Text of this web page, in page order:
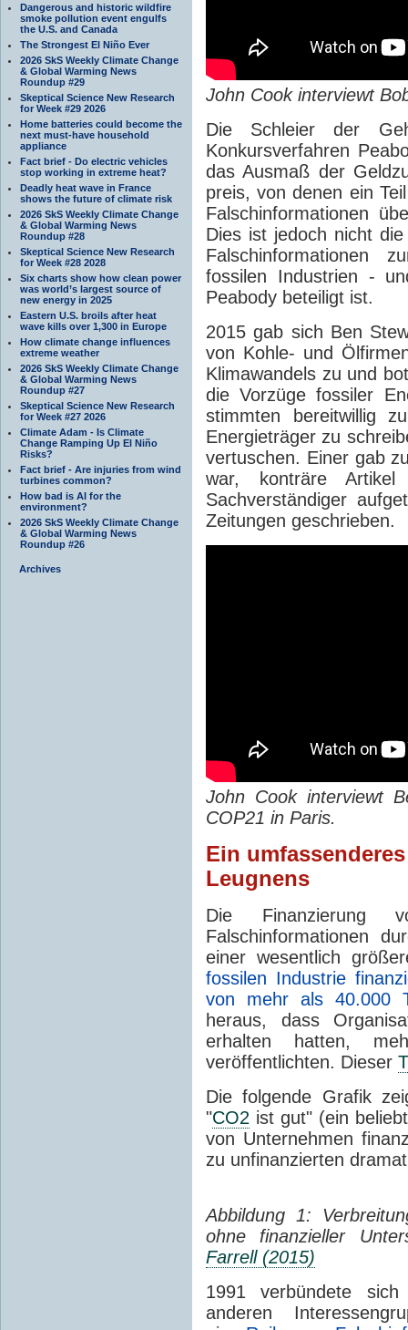
Dangerous and historic wildfire
smoke pollution event engulfs
the U.S. and Canada
The Strongest El Niño Ever
2026 SkS Weekly Climate Change
& Global Warming News
Roundup #29
Skeptical Science New Research
for Week #29 2026
Home batteries could become the
next must-have household
appliance
Fact brief - Do electric vehicles
stop working in extreme heat?
Deadly heat wave in France
shows the future of climate risk
2026 SkS Weekly Climate Change
& Global Warming News
Roundup #28
Skeptical Science New Research
for Week #28 2028
Six charts show how clean power
was world’s largest source of
new energy in 2025
Eastern U.S. broils after heat
wave kills over 1,300 in Europe
How climate change influences
extreme weather
2026 SkS Weekly Climate Change
& Global Warming News
Roundup #27
Skeptical Science New Research
for Week #27 2026
Climate Adam - Is Climate
Change Ramping Up El Niño
Risks?
Fact brief - Are injuries from wind
turbines common?
How bad is AI for the
environment?
2026 SkS Weekly Climate Change
& Global Warming News
Roundup #26
Archives
John Cook interviewt
Die Schleier der
Konkursverfahren
das Ausmaß der
preis, von denen ein
Falschinformationen
Dies ist jedoch nicht
Falschinformationen
fossilen Industrien -
Peabody beteiligt ist.
2015 gab sich Ben
von Kohle- und
Klimawandels zu und
die Vorzüge fossiler
stimmten bereitwillig
Energieträger zu
vertuschen. Einer gab
war, konträre
Sachverständiger
Zeitungen geschrieben.
John Cook interviewt
COP21 in Paris.
Ein
Leugnens
Die Finanzierung
Falschinformationen
einer wesentlich
fossilen Industrie
von mehr als 40.000
heraus, dass
erhalten hatten,
veröffentlichten. Dieser
Die folgende Grafik
"CO2 ist gut" (ein
von Unternehmen
zu unfinanzierten
Abbildung 1:
ohne finanzieller
Farrell (2015)
1991 verbündete
anderen